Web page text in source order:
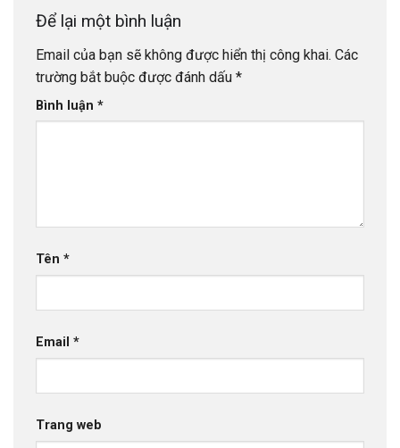
Để lại một bình luận
Email của bạn sẽ không được hiển thị công khai. Các
trường bắt buộc được đánh dấu *
Bình luận *
Tên *
Email *
Trang web